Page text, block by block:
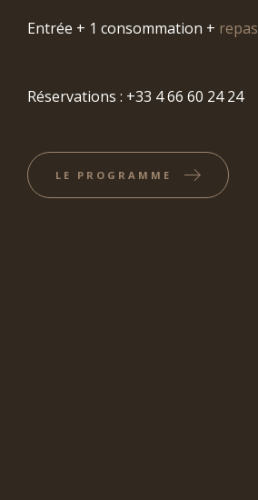
Entrée + 1 consommation + repas
Réservations : +33 4 66 60 24 24
LE PROGRAMME